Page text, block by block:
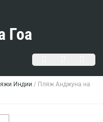
Гоа
Индии / Пляж Анджуна на